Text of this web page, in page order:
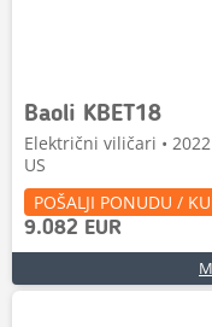
Baoli KBET18
Električni viličari •
US
POŠALJI PONUDU /
9.082 EUR